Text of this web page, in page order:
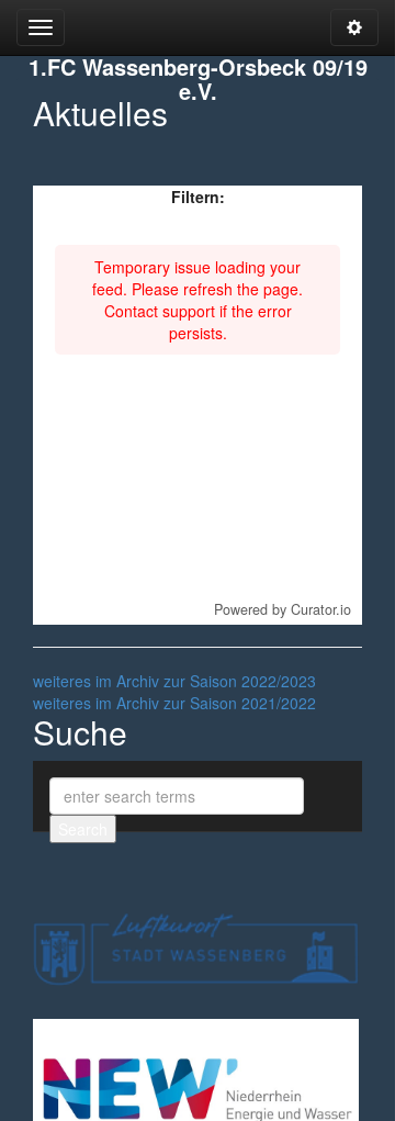
Open
Menu
Open
Admin
Tools
1.FC Wassenberg-Orsbeck 09/19
e.V.
Aktuelles
Filtern:
Temporary issue loading your
feed. Please refresh the page.
Contact support if the error
persists.
Powered by Curator.io
weiteres im Archiv zur Saison 2022/2023
weiteres im Archiv zur Saison 2021/2022
Suche